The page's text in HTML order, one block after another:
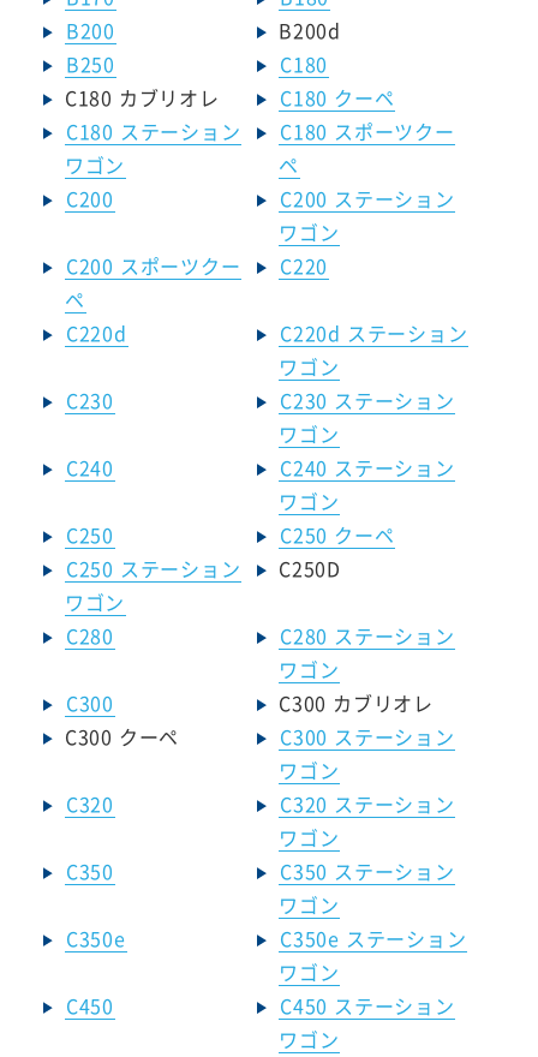
B200
B200d
B250
C180
C180 カブリオレ
C180 クーペ
C180 ステーション
ワゴン
C180 スポーツクー
ペ
C200
C200 ステーション
ワゴン
C200 スポーツクー
ペ
C220
C220d
C220d ステーション
ワゴン
C230
C230 ステーション
ワゴン
C240
C240 ステーション
ワゴン
C250
C250 クーペ
C250 ステーション
ワゴン
C250D
C280
C280 ステーション
ワゴン
C300
C300 カブリオレ
C300 クーペ
C300 ステーション
ワゴン
C320
C320 ステーション
ワゴン
C350
C350 ステーション
ワゴン
C350e
C350e ステーション
ワゴン
C450
C450 ステーション
ワゴン